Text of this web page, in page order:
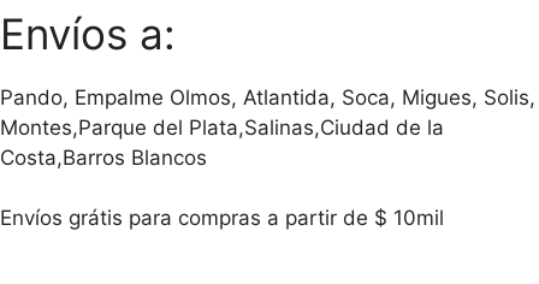
Envíos a:
Pando, Empalme Olmos, Atlantida, Soca, Migues, Solis,
Montes,Parque del Plata,Salinas,Ciudad de la
Costa,Barros Blancos
Envíos grátis para compras a partir de $ 10mil